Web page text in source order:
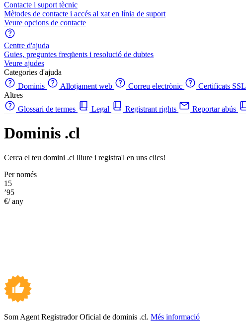
Contacte i suport tècnic
Mètodes de contacte i accés al xat en línia de suport
Veure opcions de contacte
Centre d'ajuda
Guies, preguntes freqüents i resolució de dubtes
Veure ajudes
Categories d'ajuda
Dominis
Allotjament web Correu electrònic Certificats SSL
Altres
Glossari de termes
Legal Registrant rights Reportar abús
Dominis .cl
Cerca el teu domini .cl lliure i registra'l en uns clics!
Per només
15
’95
€/ any
Som Agent Registrador Oficial de dominis .cl. Més informació